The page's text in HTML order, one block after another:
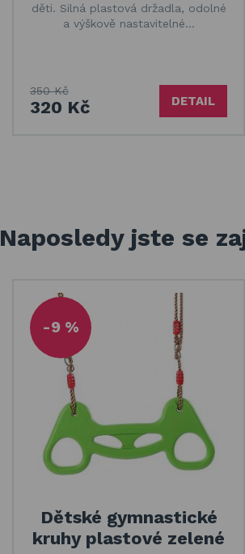
děti. Silná plastová držadla, odolné
a výškově nastavitelné…
350 Kč
320 Kč DETAIL
Naposledy jste se
-9 %
Dětské gymnastické
kruhy plastové zelené